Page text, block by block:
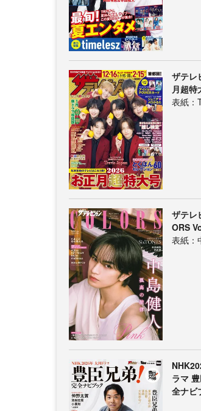
ザテレ
月超特
表紙：
ザテレ
ORS
表紙：
ラマ
全ナビ